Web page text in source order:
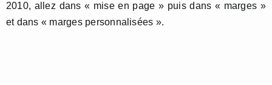
2010, allez dans « mise en page » puis dans « marges »
et dans « marges personnalisées ».